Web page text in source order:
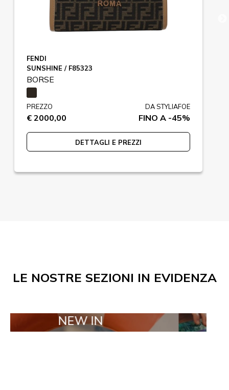
FENDI
SUNSHINE / F85323
BORSE
PREZZO
€ 2000,00
DA STYLIAFOE
FINO A -45%
DETTAGLI E PREZZI
LE NOSTRE SEZIONI IN EVIDENZA
NEW IN TAILOR